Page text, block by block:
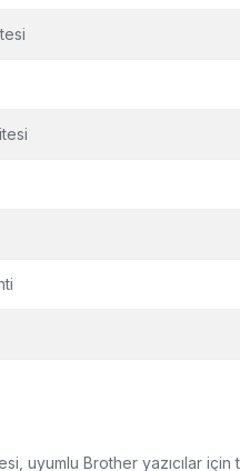
uyumlu Brother yazıcılar